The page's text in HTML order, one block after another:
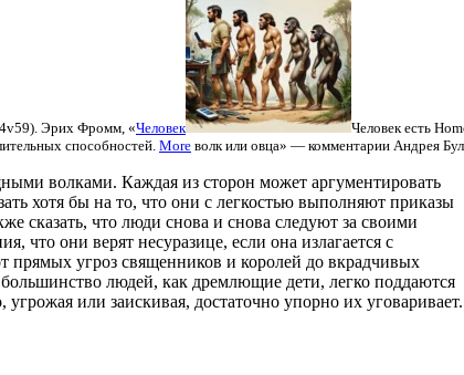
Эрих Фромм, «Человек
Человек есть
способностей. More волк или овца» — комментарии Андрея
волками. Каждая из сторон может аргументировать
хотя бы на то, что они с легкостью выполняют приказы
сказать, что люди снова и снова следуют за своими
что они верят несуразице, если она излагается с
прямых угроз священников и королей до вкрадчивых
людей, как дремлющие дети, легко поддаются
или заискивая, достаточно упорно их уговаривает.